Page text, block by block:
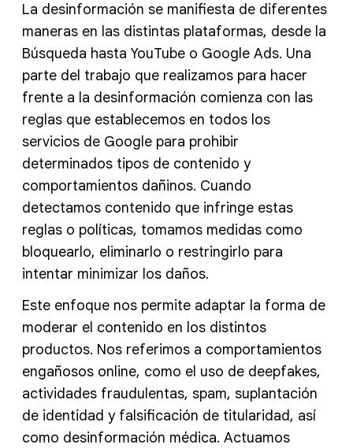
La desinformación se manifiesta de diferentes
maneras en las distintas plataformas, desde la
Búsqueda hasta YouTube o Google Ads. Una
parte del trabajo que realizamos para hacer
frente a la desinformación comienza con las
reglas que establecemos en todos los
servicios de Google para prohibir
determinados tipos de contenido y
comportamientos dañinos. Cuando
detectamos contenido que infringe estas
reglas o políticas, tomamos medidas como
bloquearlo, eliminarlo o restringirlo para
intentar minimizar los daños.
Este enfoque nos permite adaptar la forma de
moderar el contenido en los distintos
productos. Nos referimos a comportamientos
engañosos online, como el uso de deepfakes,
actividades fraudulentas, spam, suplantación
de identidad y falsificación de titularidad, así
como desinformación médica. Actuamos